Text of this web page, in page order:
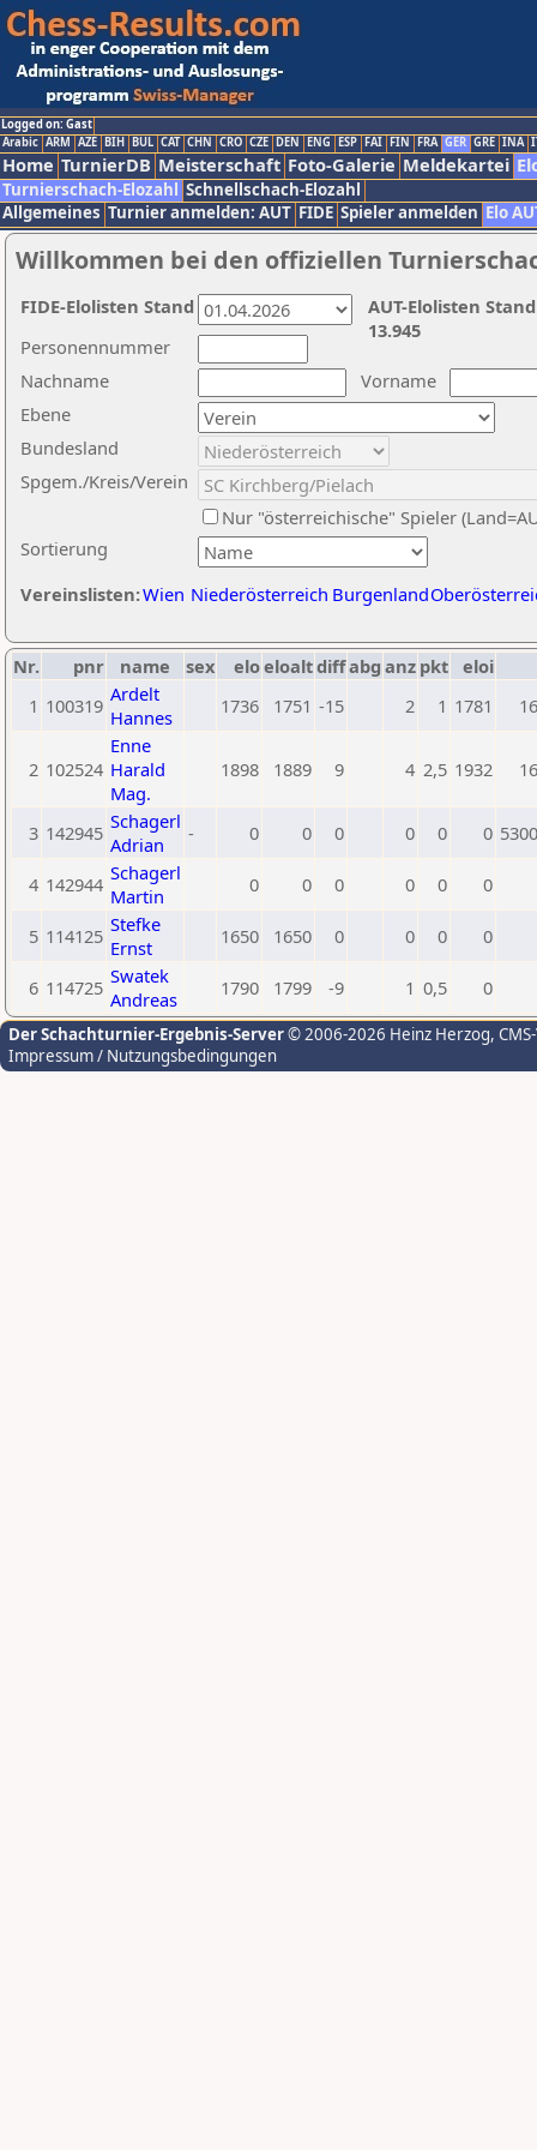
Logged on: Gast
Arabic ARM AZE BIH BUL CAT CHN CRO CZE DEN ENG ESP FAI FIN FRA GER GRE INA
Home TurnierDB Meisterschaft Foto-Galerie Meldekartei
Turnierschach-Elozahl Schnellschach-Elozahl
Allgemeines Turnier anmelden: AUT FIDE Spieler anmelden Elo
Willkommen bei den offiziellen
Nachname
Vorname
Ebene
Sortierung
Personennummer
Bundesland
Spgem./Kreis/Verein
Nur "österreichische" Spieler
Vereinslisten:Wien Niederösterreich Burgenland
AUT-Elolisten
13.945
FIDE-Elolisten Stand
Nr. pnr name sex eloeloaltdiffabg anz pkt eloi
1 100319 Ardelt
Hannes
1736 1751 -15 2 1 1781
2 102524
Enne
Harald
Mag.
1898 1889 9 4 2,5 1932
3 142945 Schagerl
Adrian
- 0 0 0 0 0 0
4 142944 Schagerl
Martin
0 0 0 0 0 0
5 114125 Stefke
Ernst
1650 1650 0 0 0 0
6 114725 Swatek
Andreas
1790 1799 -9 1 0,5 0
Der Schachturnier-Ergebnis-Server© 2006-2026 Heinz Herzog,
Impressum / Nutzungsbedingungen